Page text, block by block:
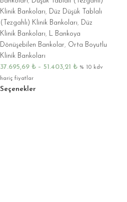
Klinik Bankoları, Düz Düşük Tablalı
(Tezgahlı) Klinik Bankoları, Düz
Klinik Bankoları, L Bankoya
Dönüşebilen Bankolar, Orta Boyutlu
Klinik Bankoları
37.695,69 ₺ – 51.403,21 ₺ % 10 kdv
hariç fiyatlar
Seçenekler